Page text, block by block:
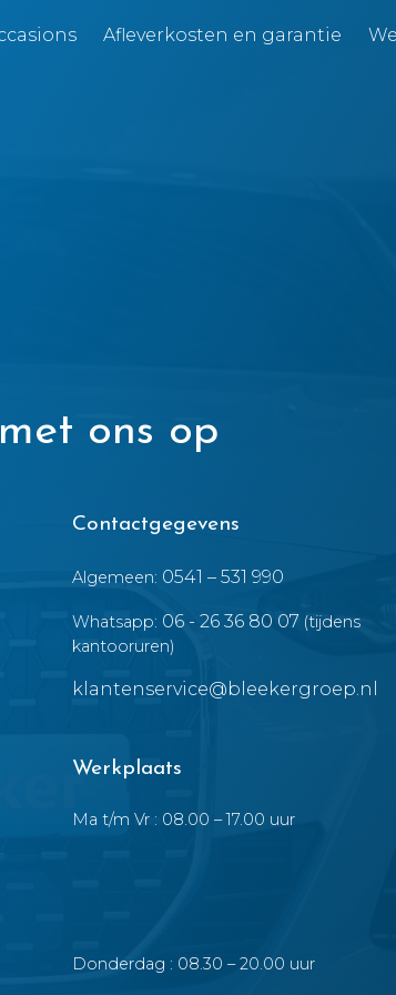
Afleverkosten en garantie
ons op
Contactgegevens
Algemeen: 0541 – 531 990
Whatsapp: 06 - 26 36 80 07 (tijdens
kantooruren)
klantenservice@bleekergroep.nl
Werkplaats
Ma t/m Vr : 08.00 – 17.00 uur
Donderdag : 08.30 – 20.00 uur